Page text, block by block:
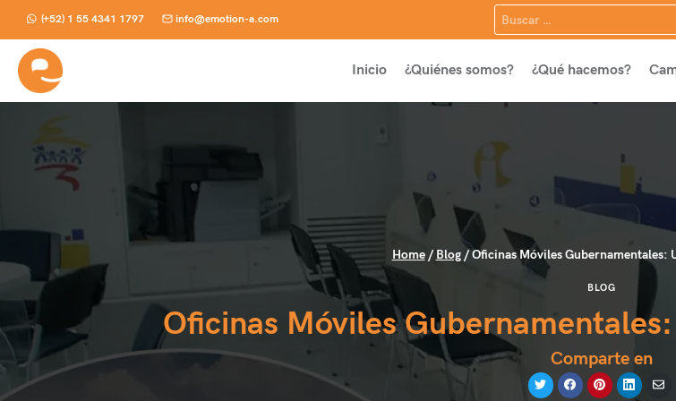
content
(+52) 1 55 4341 1797 info@emotion-a.com Buscar:
Inicio ¿Quiénes somos? ¿Qué hacemos?
Home / Blog / Oficinas Móviles Gubernamentales:
BLOG
Oficinas Móviles
Comparte en
Compartir
en
Compartir
en
Compartir
en
en